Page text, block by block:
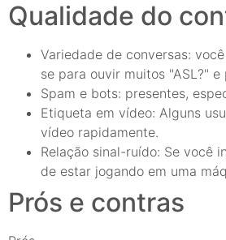
Qualidade do
Variedade de conversas:
se para ouvir muitos "ASL?"
Spam e bots: presentes,
Etiqueta em vídeo: Alguns
vídeo rapidamente.
Relação sinal-ruído: Se você
de estar jogando em uma
Prós e contras